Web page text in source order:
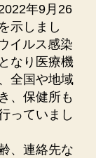
年9⽉26
⽰しまし
イルス感染
なり医療機
全国や地域
、保健所も
っていまし
、連絡先な